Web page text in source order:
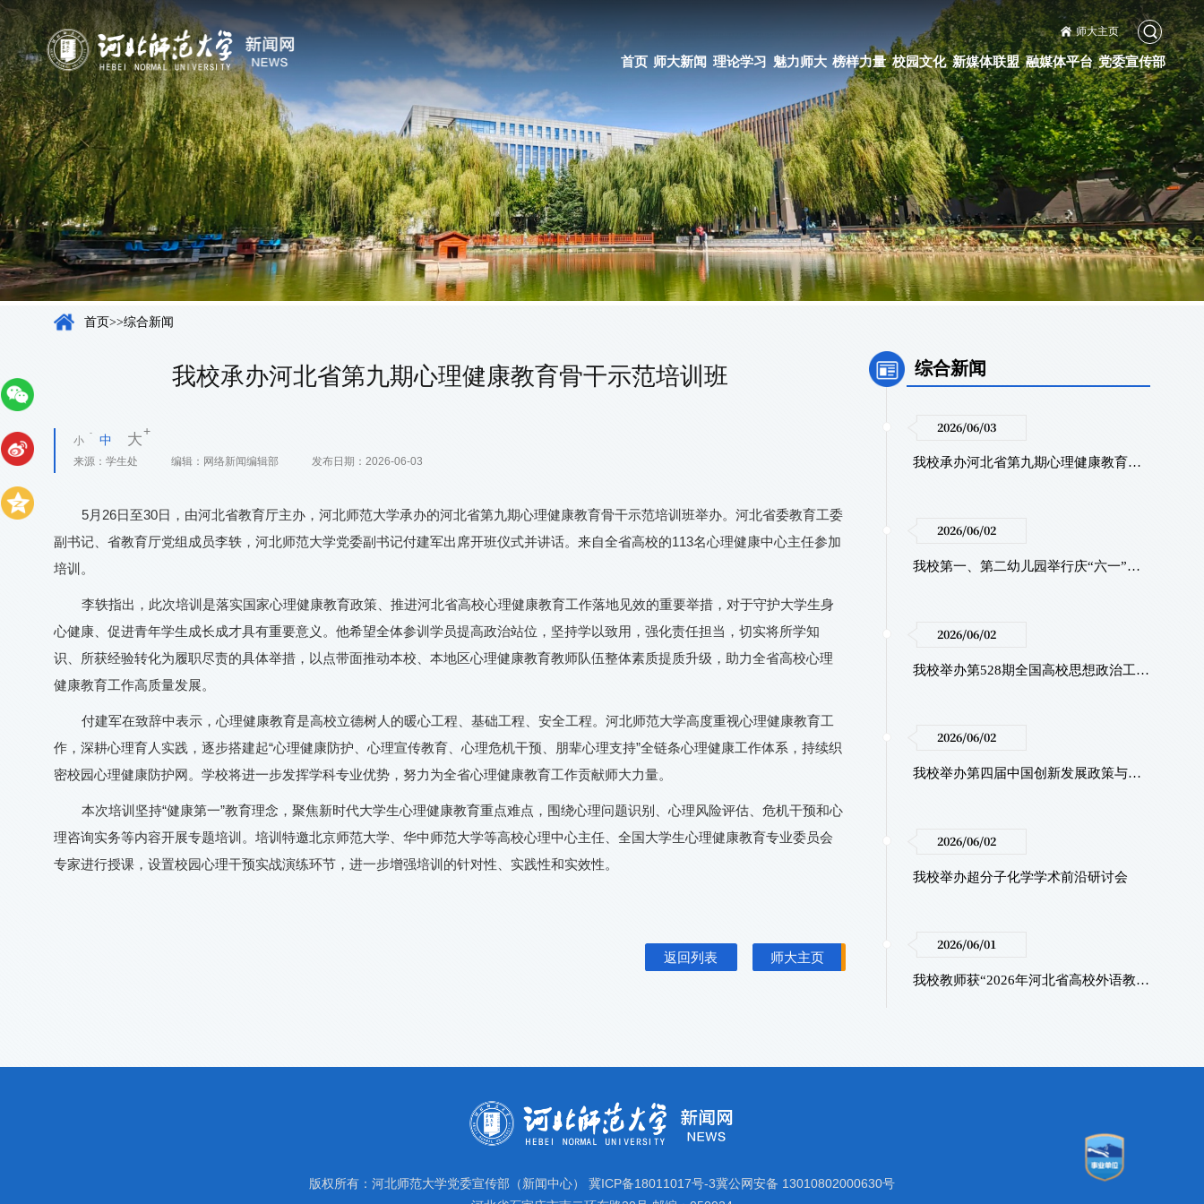
师大主页
首页 师大新闻 理论学习 魅力师大 榜样力量 校园文化 新媒体联盟 融媒体平台 党委宣传部
首页>>综合新闻
我校承办河北省第九期心理健康教育骨干示范培训班
小 中 大
来源：学生处 编辑： 网络新闻编辑部 发布日期：2026-06-03
5月26日至30日，由河北省教育厅主办，河北师范大学承办的河北省第九期心理健康教育骨干示范培训班举办。河北省委教育工委
副书记、省教育厅党组成员李轶，河北师范大学党委副书记付建军出席开班仪式并讲话。来自全省高校的113名心理健康中心主任参加
培训。
李轶指出，此次培训是落实国家心理健康教育政策、推进河北省高校心理健康教育工作落地见效的重要举措，对于守护大学生身
心健康、促进青年学生成长成才具有重要意义。他希望全体参训学员提高政治站位，坚持学以致用，强化责任担当，切实将所学知
识、所获经验转化为履职尽责的具体举措，以点带面推动本校、本地区心理健康教育教师队伍整体素质提质升级，助力全省高校心理
健康教育工作高质量发展。
付建军在致辞中表示，心理健康教育是高校立德树人的暖心工程、基础工程、安全工程。河北师范大学高度重视心理健康教育工
作，深耕心理育人实践，逐步搭建起“心理健康防护、心理宣传教育、心理危机干预、朋辈心理支持”全链条心理健康工作体系，持续织
密校园心理健康防护网。学校将进一步发挥学科专业优势，努力为全省心理健康教育工作贡献师大力量。
本次培训坚持“健康第一”教育理念，聚焦新时代大学生心理健康教育重点难点，围绕心理问题识别、心理风险评估、危机干预和心
理咨询实务等内容开展专题培训。培训特邀北京师范大学、华中师范大学等高校心理中心主任、全国大学生心理健康教育专业委员会
专家进行授课，设置校园心理干预实战演练环节，进一步增强培训的针对性、实践性和实效性。
师大主页
返回列表
综合新闻
2026/06/03
我校承办河北省第九期心理健康教育骨干示范培训班
2026/06/02
我校第一、第二幼儿园举行庆“六一”暨建园70周年庆典活动
2026/06/02
我校举办第528期全国高校思想政治工作骨干示范培训班
2026/06/02
我校举办第四届中国创新发展政策与管理年会
2026/06/02
我校举办超分子化学学术前沿研讨会
2026/06/01
我校教师获“2026年河北省高校外语教学大赛”一等奖
版权所有：河北师范大学党委宣传部（新闻中心） 冀ICP备18011017号-3冀公网安备 13010802000630号